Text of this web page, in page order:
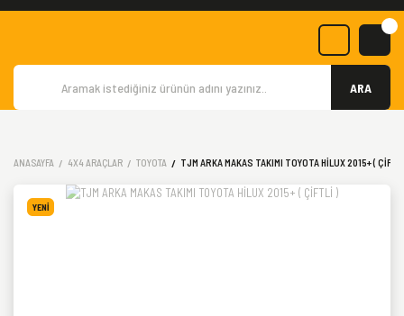
ARA
ANASAYFA 4X4 ARAÇLAR TOYOTA TJM ARKA MAKAS TAKIMI TOYOTA HİLUX 2015+ (
YENİ